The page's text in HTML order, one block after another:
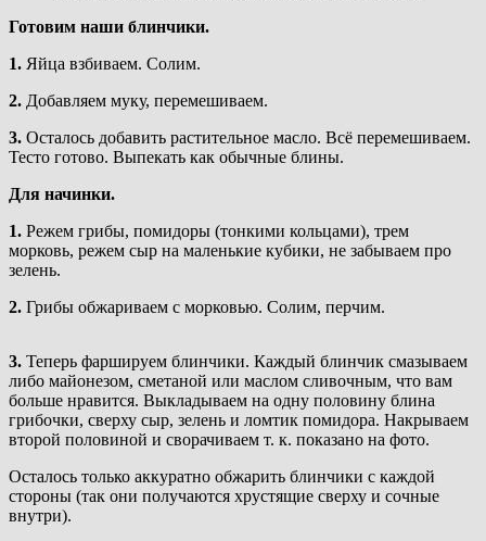
Готовим наши блинчики.
1. Яйца взбиваем. Солим.
2. Добавляем муку, перемешиваем.
3. Осталось добавить растительное масло. Всё перемешиваем.
Тесто готово. Выпекать как обычные блины.
Для начинки.
1. Режем грибы, помидоры (тонкими кольцами), трем
морковь, режем сыр на маленькие кубики, не забываем про
зелень.
2. Грибы обжариваем с морковью. Солим, перчим.
3. Теперь фаршируем блинчики. Каждый блинчик смазываем
либо майонезом, сметаной или маслом сливочным, что вам
больше нравится. Выкладываем на одну половину блина
грибочки, сверху сыр, зелень и ломтик помидора. Накрываем
второй половиной и сворачиваем т. к. показано на фото.
Осталось только аккуратно обжарить блинчики с каждой
стороны (так они получаются хрустящие сверху и сочные
внутри).